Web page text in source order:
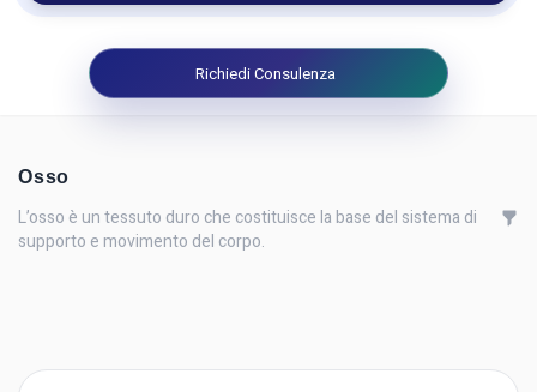
Richiedi Consulenza
Osso
L’osso è un tessuto duro che costituisce la base del sistema di
supporto e movimento del corpo.